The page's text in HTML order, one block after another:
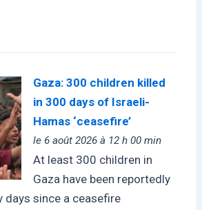
Gaza: 300 children killed
in 300 days of Israeli-
Hamas ‘ceasefire’
le 6 août 2026 à 12 h 00 min
At least 300 children in
Gaza have been reportedly
days since a ceasefire